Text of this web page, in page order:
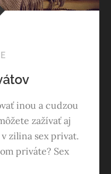
inou a cudzou
zažívať aj
zilina sex privat.
priváte? Sex